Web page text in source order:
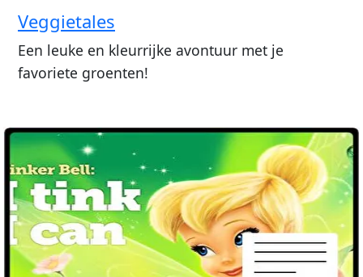
Veggietales
Een leuke en kleurrijke avontuur met je
favoriete groenten!